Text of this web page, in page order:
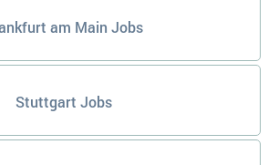
am Main Jobs
Stuttgart Jobs